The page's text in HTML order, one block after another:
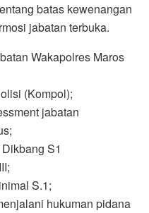
batas kewenangan
jabatan terbuka.
Wakapolres Maros
(Kompol);
jabatan
S1
S.1;
hukuman pidana